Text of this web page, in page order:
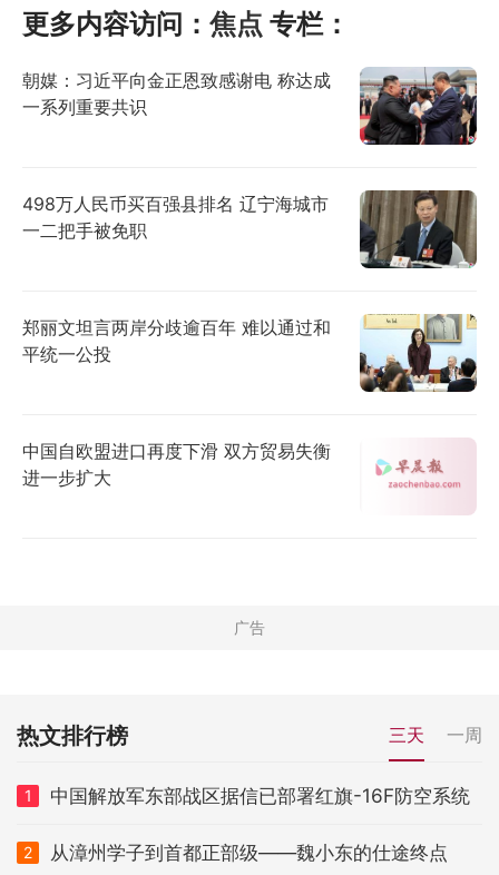
更多内容访问： 焦点 专栏：
朝媒：习近平向金正恩致感谢电 称达成
一系列重要共识
498万人民币买百强县排名 辽宁海城市
一二把手被免职
郑丽文坦言两岸分歧逾百年 难以通过和
平统一公投
中国自欧盟进口再度下滑 双方贸易失衡
进一步扩大
热文排行榜 三天 一周
1 中国解放军东部战区据信已部署红旗-16F防空系统
2 从漳州学子到首都正部级——魏小东的仕途终点